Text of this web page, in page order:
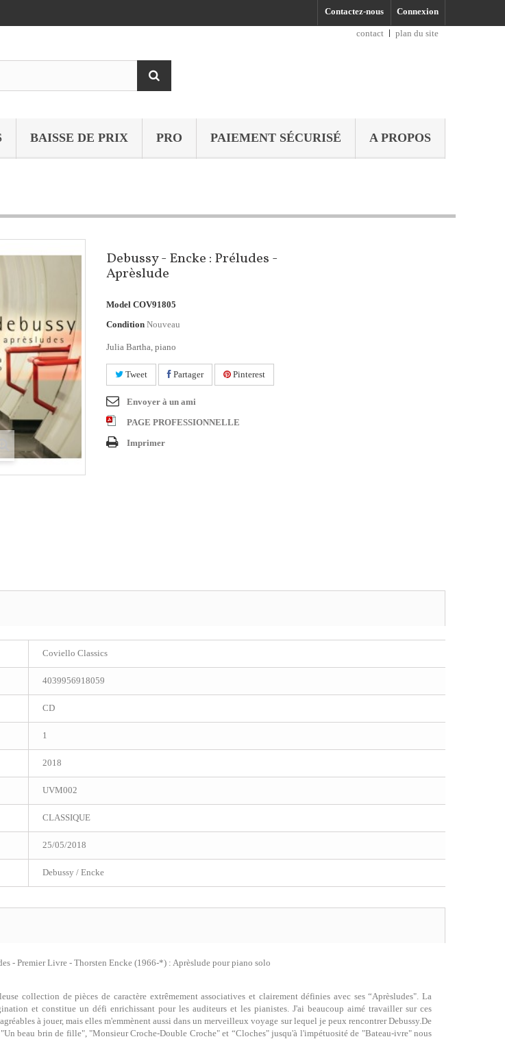
Connexion
Contactez-nous
contact
plan du site
BAISSE DE PRIX PRO PAIEMENT SÉCURISÉ A PROPOS
Debussy - Encke : Préludes -
Aprèslude
Model COV91805
Condition Nouveau
Julia Bartha, piano
Tweet Partager Pinterest
Envoyer à un ami
PAGE PROFESSIONNELLE
Imprimer
Coviello Classics
4039956918059
CD
1
2018
UVM002
CLASSIQUE
25/05/2018
Debussy / Encke
- Premier Livre - Thorsten Encke (1966-*) : Aprèslude pour piano solo
collection de pièces de caractère extrêmement associatives et clairement définies avec ses “Aprèsludes". La
et constitue un défi enrichissant pour les auditeurs et les pianistes. J'ai beaucoup aimé travailler sur ces
à jouer, mais elles m'emmènent aussi dans un merveilleux voyage sur lequel je peux rencontrer Debussy.De
beau brin de fille", "Monsieur Croche-Double Croche" et “Cloches" jusqu'à l'impétuosité de "Bateau-ivre" nous